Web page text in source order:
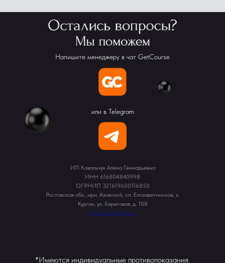
Напишите менеджеру в чат GetCourse
или в Telegram
ИП Ковальчук Алена Геннадьевна
ИНН 616804840998
ОГРНИП 321619600116850
Ростовская обл., мрн. Азовский, сп. Елизаветинское, х.
Курган, ул. Береговая, д. 108
Публичная Оферта
*Имеются индивидуальные противопоказания.